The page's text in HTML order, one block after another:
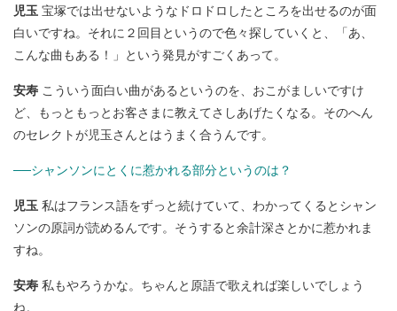
児玉 宝塚では出せないようなドロドロしたところを出せるのが面
白いですね。それに２回目というので色々探していくと、「あ、
こんな曲もある！」という発見がすごくあって。
安寿 こういう面白い曲があるというのを、おこがましいですけ
ど、もっともっとお客さまに教えてさしあげたくなる。そのへん
のセレクトが児玉さんとはうまく合うんです。
──シャンソンにとくに惹かれる部分というのは？
児玉 私はフランス語をずっと続けていて、わかってくるとシャン
ソンの原詞が読めるんです。そうすると余計深さとかに惹かれま
すね。
安寿 私もやろうかな。ちゃんと原語で歌えれば楽しいでしょう
ね。